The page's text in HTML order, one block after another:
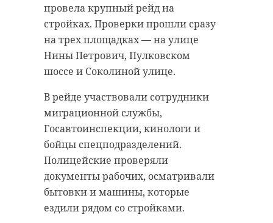
провела крупный рейд на
стройках. Проверки прошли сразу
на трех площадках — на улице
Нины Петрович, Пулковском
шоссе и Соколиной улице.
В рейде участвовали сотрудники
миграционной службы,
Госавтоинспекции, кинологи и
бойцы спецподразделений.
Полицейские проверяли
документы рабочих, осматривали
бытовки и машины, которые
ездили рядом со стройками.